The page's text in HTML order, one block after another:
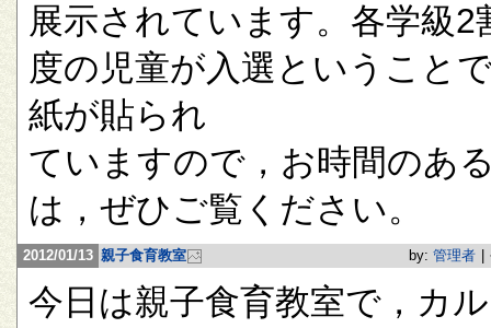
展示されています。各学級2
度の児童が入選ということ
紙が貼られ
ていますので，お時間のあ
は，ぜひご覧ください。
2012/01/13 親子食育教室 by: 管理者
今日は親子食育教室で，カ